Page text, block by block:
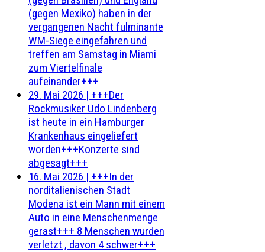
(gegen Mexiko) haben in der
vergangenen Nacht fulminante
WM-Siege eingefahren und
treffen am Samstag in Miami
zum Viertelfinale
aufeinander+++
29. Mai 2026 | +++Der
Rockmusiker Udo Lindenberg
ist heute in ein Hamburger
Krankenhaus eingeliefert
worden+++Konzerte sind
abgesagt+++
16. Mai 2026 | +++In der
norditalienischen Stadt
Modena ist ein Mann mit einem
Auto in eine Menschenmenge
gerast+++ 8 Menschen wurden
verletzt , davon 4 schwer+++